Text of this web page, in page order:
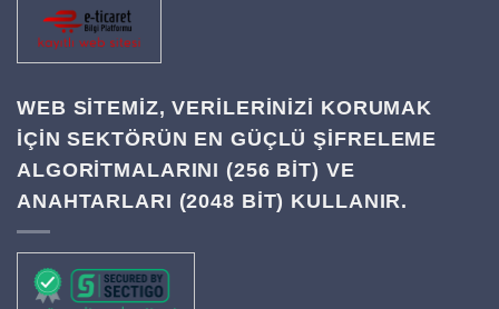
WEB SITEMIZ, VERILERINIZI KORUMAK
IÇIN SEKTÖRÜN EN GÜÇLÜ ŞIFRELEME
ALGORITMALARINI (256 BIT) VE
ANAHTARLARI (2048 BIT) KULLANIR.